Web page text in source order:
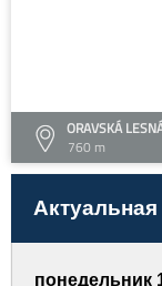
ORAVSKÁ
760 m
понедельник